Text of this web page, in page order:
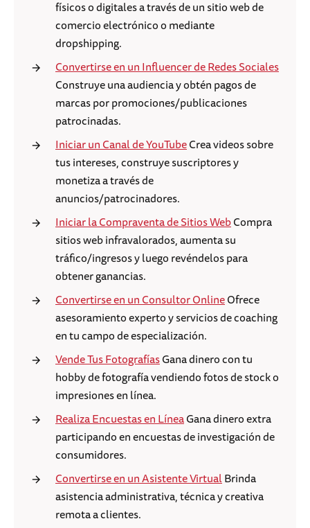
físicos o digitales a través de un sitio web de
comercio electrónico o mediante
dropshipping.
Convertirse en un Influencer de Redes Sociales
Construye una audiencia y obtén pagos de
marcas por promociones/publicaciones
patrocinadas.
Iniciar un Canal de YouTubeCrea videos sobre
tus intereses, construye suscriptores y
monetiza a través de
anuncios/patrocinadores.
Iniciar la Compraventa de Sitios WebCompra
sitios web infravalorados, aumenta su
tráfico/ingresos y luego revéndelos para
obtener ganancias.
Convertirse en un Consultor OnlineOfrece
asesoramiento experto y servicios de coaching
en tu campo de especialización.
Vende Tus FotografíasGana dinero con tu
hobby de fotografía vendiendo fotos de stock o
impresiones en línea.
Realiza Encuestas en LíneaGana dinero extra
participando en encuestas de investigación de
consumidores.
Convertirse en un Asistente VirtualBrinda
asistencia administrativa, técnica y creativa
remota a clientes.